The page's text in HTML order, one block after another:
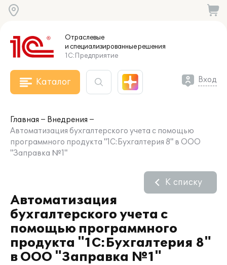
Отраслевые
и специализированныерешения
1С:Предприятие
Каталог Вход
Главная
Внедрения
Автоматизация бухгалтерского учета с помощью
программного продукта "1С:Бухгалтерия 8" в ООО
"Заправка №1"
Автоматизация
бухгалтерского учета с
помощью программного
продукта "1С:Бухгалтерия 8"
в ООО "Заправка №1"
К списку